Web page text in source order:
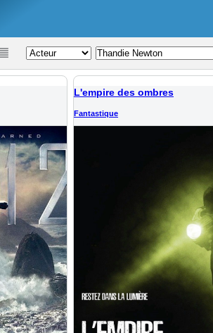
L'empire des ombres
Fantastique